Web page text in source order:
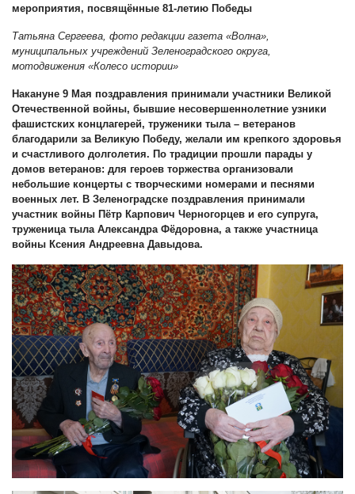
мероприятия, посвящённые 81-летию Победы
Татьяна Сергеева, фото редакции газета «Волна»,
муниципальных учреждений Зеленоградского округа,
мотодвижения «Колесо истории»
Накануне 9 Мая поздравления принимали участники Великой
Отечественной войны, бывшие несовершеннолетние узники
фашистских концлагерей, труженики тыла – ветеранов
благодарили за Великую Победу, желали им крепкого здоровья
и счастливого долголетия. По традиции прошли парады у
домов ветеранов: для героев торжества организовали
небольшие концерты с творческими номерами и песнями
военных лет. В Зеленоградске поздравления принимали
участник войны Пётр Карпович Черногорцев и его супруга,
труженица тыла Александра Фёдоровна, а также участница
войны Ксения Андреевна Давыдова.